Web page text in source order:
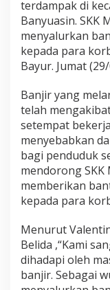
terdampak di
Banyuasin. SKK
menyalurkan
kepada para
Bayur. Jumat
Banjir yang
telah
setempat
menyebabkan
bagi penduduk
mendorong SKK
memberikan
kepada para
Menurut
Belida ,“Kami
dihadapi oleh
banjir. Sebagai